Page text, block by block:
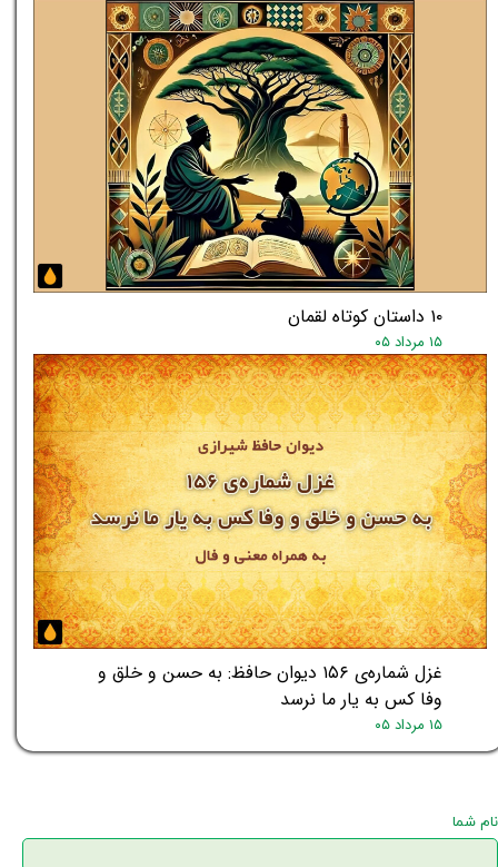
۱۰ داستان کوتاه لقمان
۱۵ مرداد ۰۵
غزل شماره‌ی ۱۵۶ دیوان حافظ: به حسن و خلق و
وفا کس به یار ما نرسد
۱۵ مرداد ۰۵
نام شما